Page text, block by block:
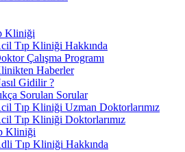
Kliniği
Tıp Kliniği Hakkında
Çalışma Programı
Haberler
Gidilir ?
Sorulan Sorular
Tıp Kliniği Uzman Doktorlarımız
Tıp Kliniği Doktorlarımız
Kliniği
Tıp Kliniği Hakkında